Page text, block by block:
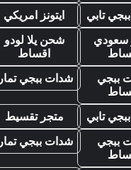
تابي ايتونز امريكي
سعودي
شحن يلا لودو
اقساط
ببجي
شدات ببجي تمارا
تابي متجر تقسيط
ببجي
شدات ببجي تمارا